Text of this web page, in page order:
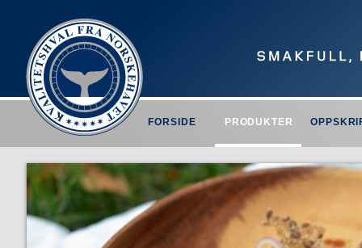
FORSIDE PRODUKTER